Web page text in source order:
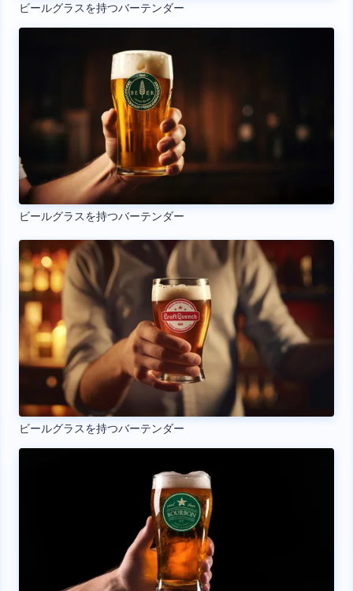
ビールグラスを持つバーテンダー
ビールグラスを持つバーテンダー
ビールグラスを持つバーテンダー